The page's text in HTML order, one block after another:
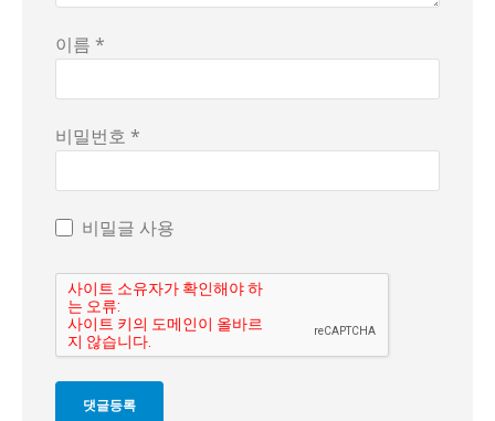
이름 *
비밀번호 *
비밀글 사용